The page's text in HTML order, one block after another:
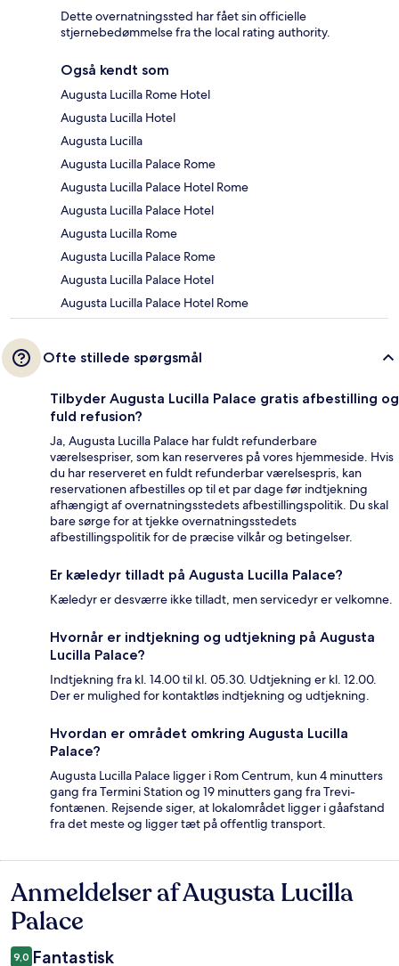
Dette overnatningssted har fået sin officielle
stjernebedømmelse fra the local rating authority.
Også kendt som
Augusta Lucilla Rome Hotel
Augusta Lucilla Hotel
Augusta Lucilla
Augusta Lucilla Palace Rome
Augusta Lucilla Palace Hotel Rome
Augusta Lucilla Palace Hotel
Augusta Lucilla Rome
Augusta Lucilla Palace Rome
Augusta Lucilla Palace Hotel
Augusta Lucilla Palace Hotel Rome
Ofte stillede spørgsmål
Tilbyder Augusta Lucilla Palace gratis afbestilling og
fuld refusion?
Ja, Augusta Lucilla Palace har fuldt refunderbare
værelsespriser, som kan reserveres på vores hjemmeside. Hvis
du har reserveret en fuldt refunderbar værelsespris, kan
reservationen afbestilles op til et par dage før indtjekning
afhængigt af overnatningsstedets afbestillingspolitik. Du skal
bare sørge for at tjekke overnatningsstedets
afbestillingspolitik for de præcise vilkår og betingelser.
Er kæledyr tilladt på Augusta Lucilla Palace?
Kæledyr er desværre ikke tilladt, men servicedyr er velkomne.
Hvornår er indtjekning og udtjekning på Augusta
Lucilla Palace?
Indtjekning fra kl. 14.00 til kl. 05.30. Udtjekning er kl. 12.00.
Der er mulighed for kontaktløs indtjekning og udtjekning.
Hvordan er området omkring Augusta Lucilla
Palace?
Augusta Lucilla Palace ligger i Rom Centrum, kun 4 minutters
gang fra Termini Station og 19 minutters gang fra Trevi-
fontænen. Rejsende siger, at lokalområdet ligger i gåafstand
fra det meste og ligger tæt på offentlig transport.
Anmeldelser
Anmeldelser af Augusta Lucilla
Palace
9,0 Fantastisk